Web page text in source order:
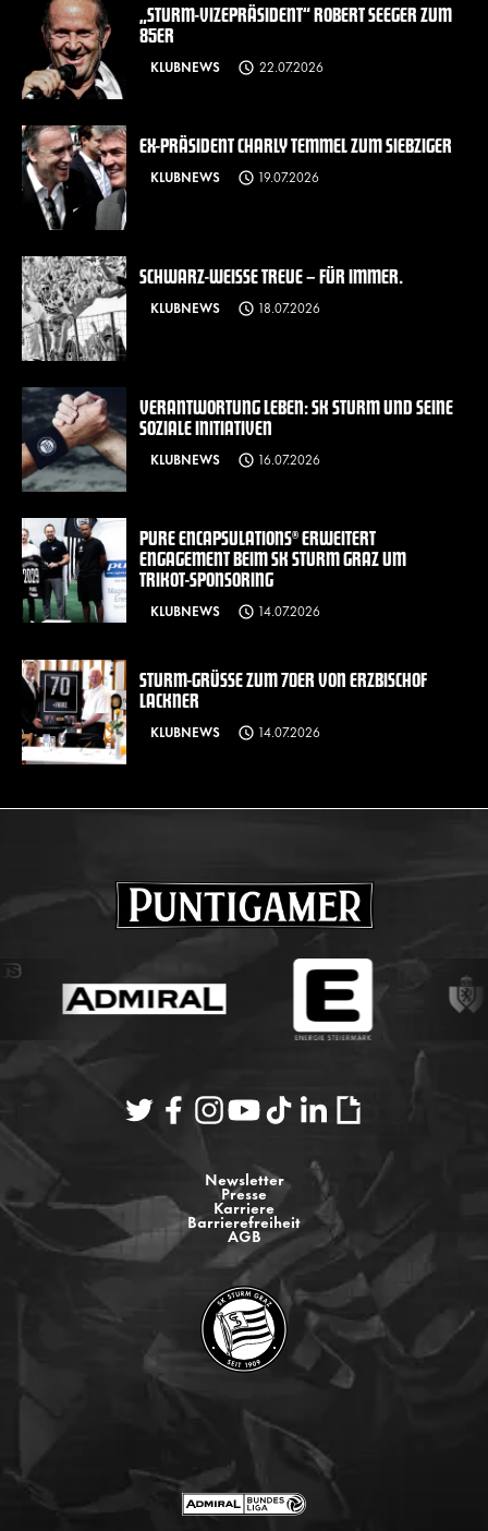
„STURM-VIZEPRÄSIDENT“ ROBERT SEEGER ZUM
85ER
KLUBNEWS 22.07.2026
EX-PRÄSIDENT CHARLY TEMMEL ZUM SIEBZIGER
KLUBNEWS 19.07.2026
SCHWARZ-WEISSE TREUE – FÜR IMMER.
KLUBNEWS 18.07.2026
VERANTWORTUNG LEBEN: SK STURM UND SEINE
SOZIALE INITIATIVEN
KLUBNEWS 16.07.2026
PURE ENCAPSULATIONS® ERWEITERT
ENGAGEMENT BEIM SK STURM GRAZ UM
TRIKOT-SPONSORING
KLUBNEWS 14.07.2026
STURM-GRÜSSE ZUM 70ER VON ERZBISCHOF L
ACKNER
KLUBNEWS 14.07.2026
Newsletter
Presse
Karriere
Barrierefreiheit
AGB